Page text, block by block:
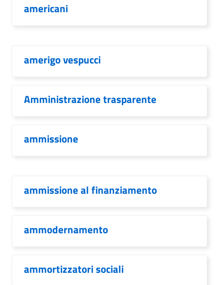
americani
amerigo vespucci
Amministrazione trasparente
ammissione
ammissione al finanziamento
ammodernamento
ammortizzatori sociali